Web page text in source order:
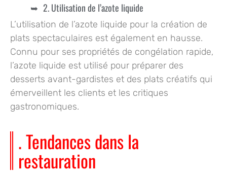
2. Utilisation de l’azote liquide
L’utilisation de l’azote liquide pour la création de
plats spectaculaires est également en hausse.
Connu pour ses propriétés de congélation rapide,
l’azote liquide est utilisé pour préparer des
desserts avant-gardistes et des plats créatifs qui
émerveillent les clients et les critiques
gastronomiques.
. Tendances dans la
restauration